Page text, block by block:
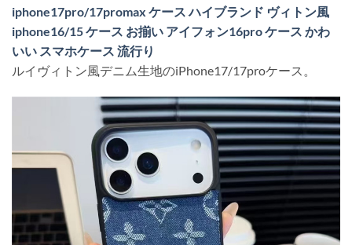
iphone17pro/17promax ケース ハイブランド ヴィトン風
iphone16/15 ケース お揃い アイフォン16pro ケース かわ
いい スマホケース 流行り
ルイヴィトン風デニム生地のiPhone17/17proケース。